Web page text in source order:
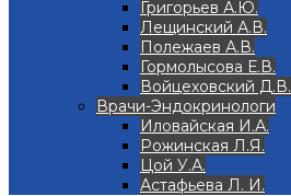
Григорьев А.Ю.
Лещинский А.В.
Полежаев А.В.
Гормолысова Е.В.
Войцеховский Д.В.
Врачи-Эндокринологи
Иловайская И.А.
Рожинская Л.Я.
Цой У.А.
Астафьева Л. И.